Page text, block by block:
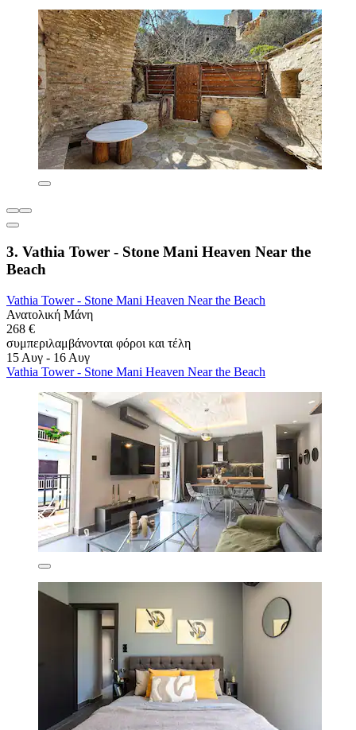
3. Vathia Tower - Stone Mani Heaven Near the
Beach
Vathia Tower - Stone Mani Heaven Near the Beach
Ανατολική Μάνη
268 €
συμπεριλαμβάνονται φόροι και τέλη
15 Αυγ - 16 Αυγ
Vathia Tower - Stone Mani Heaven Near the Beach